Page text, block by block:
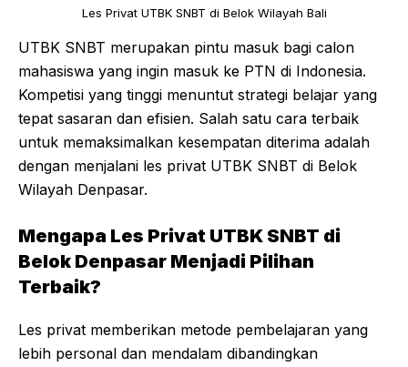
Les Privat UTBK SNBT di Belok Wilayah Bali
UTBK SNBT merupakan pintu masuk bagi calon
mahasiswa yang ingin masuk ke PTN di Indonesia.
Kompetisi yang tinggi menuntut strategi belajar yang
tepat sasaran dan efisien. Salah satu cara terbaik
untuk memaksimalkan kesempatan diterima adalah
dengan menjalani les privat UTBK SNBT di Belok
Wilayah Denpasar.
Mengapa Les Privat UTBK SNBT di
Belok Denpasar Menjadi Pilihan
Terbaik?
Les privat memberikan metode pembelajaran yang
lebih personal dan mendalam dibandingkan